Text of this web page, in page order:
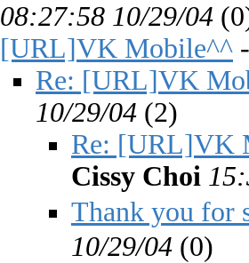
08:27:58 10/29/04 (
[URL]VK Mobile^^
Re: [URL]VK
10/29/04 (2)
Re: [URL]VK
Cissy Choi
Thank you for
10/29/04 (0)